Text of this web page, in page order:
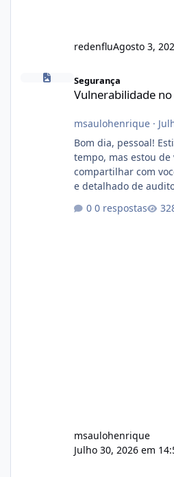
redenfluAgosto 3,
Vulnerabilidade no famoso VOX
Segurança
Vulnerabilidade
msaulohenrique·
Bom dia, pessoal!
tempo, mas estou de
compartilhar com
e detalhado de
atualmente em
0 respostas
msaulohenrique
Julho 30, 2026 em